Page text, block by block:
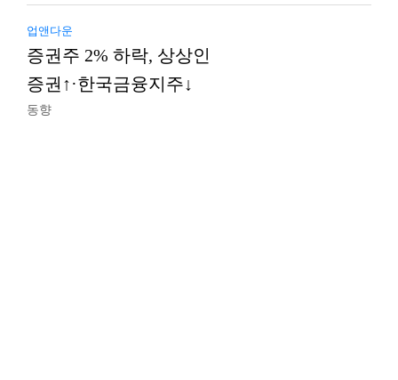
업앤다운
증권주 2% 하락, 상상인
증권↑·한국금융지주↓
동향